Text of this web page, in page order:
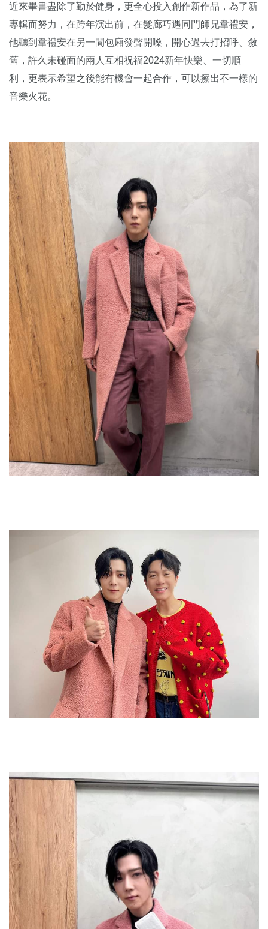
近來畢書盡除了勤於健身，更全心投入創作新作品，為了新
專輯而努力，在跨年演出前，在髮廊巧遇同門師兄韋禮安，
他聽到韋禮安在另一間包廂發聲開嗓，開心過去打招呼、敘
舊，許久未碰面的兩人互相祝福2024新年快樂、一切順
利，更表示希望之後能有機會一起合作，可以擦出不一樣的
音樂火花。